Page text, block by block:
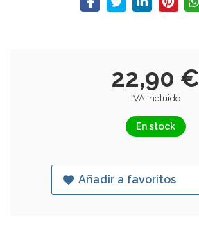
22,90 €
IVA incluido
En stock
Añadir a favoritos